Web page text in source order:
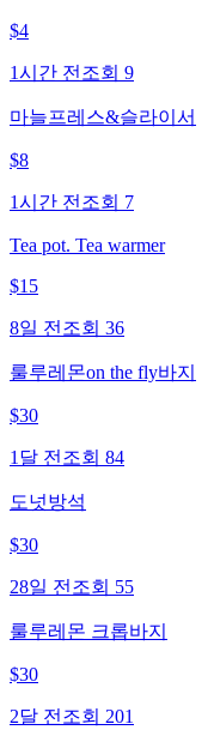
$4
1시간 전 조회 9
마늘프레스&슬라이서
$8
1시간 전 조회 7
Tea pot. Tea warmer
$15
8일 전 조회 36
룰루레몬on the fly바지
$30
1달 전 조회 84
도넛방석
$30
28일 전 조회 55
룰루레몬 크롭바지
$30
2달 전 조회 201